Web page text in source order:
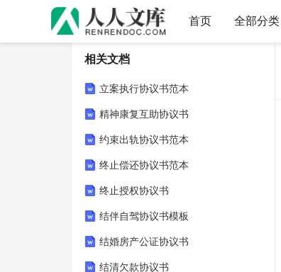
首页 全部分类
相关文档
立案执行协议书范本
精神康复互助协议书
约束出轨协议书范本
终止偿还协议书范本
终止授权协议书
结伴自驾协议书模板
结婚房产公证协议书
结清欠款协议书